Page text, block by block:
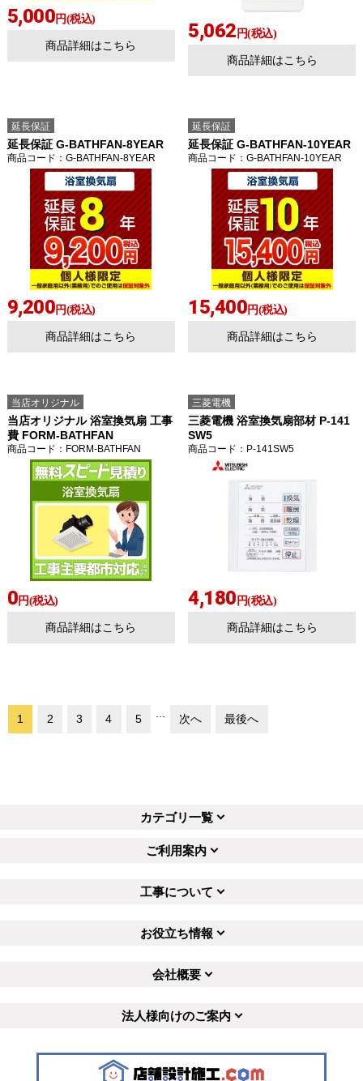
5,000円(税込)
商品詳細はこちら
5,062 円(税込)
商品詳細はこちら
延長保証
延長保証 G-BATHFAN-8YEAR
商品コード ：G-BATHFAN-8YEAR
9,200円(税込)
商品詳細はこちら
延長保証
延長保証 G-BATHFAN-10YEAR
商品コード ：G-BATHFAN-10YEAR
15,400円(税込)
商品詳細はこちら
当店オリジナル
当店オリジナル 浴室換気扇 工事
費 FORM-BATHFAN
商品コード ：FORM-BATHFAN
0円(税込)
商品詳細はこちら
三菱電機
三菱電機 浴室換気扇部材 P-141
SW5
商品コード ：P-141SW5
4,180 円(税込)
商品詳細はこちら
1 2 3 4 5 次へ 最後へ
カテゴリ一覧
ご利用案内
工事について
お役立ち情報
会社概要
法人様向けのご案内